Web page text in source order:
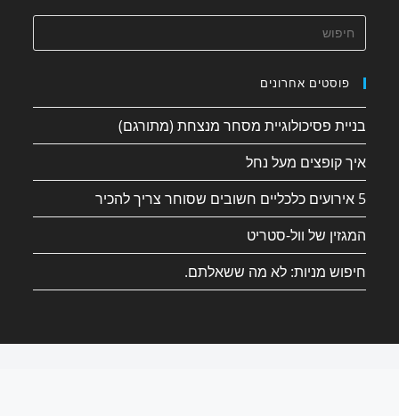
פוסטים אחרונים
בניית פסיכולוגיית מסחר מנצחת (מתורגם)
איך קופצים מעל נחל
5 אירועים כלכליים חשובים שסוחר צריך להכיר
המגזין של וול-סטריט
חיפוש מניות: לא מה ששאלתם.